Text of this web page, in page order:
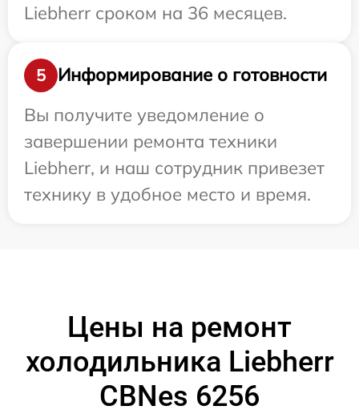
Liebherr сроком на 36 месяцев.
5
Информирование о готовности
Вы получите уведомление о
завершении ремонта техники
Liebherr, и наш сотрудник привезет
технику в удобное место и время.
Цены на ремонт
холодильника Liebherr
CBNes 6256